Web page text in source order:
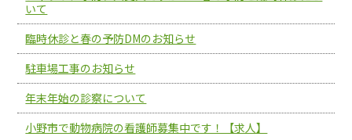
いて
臨時休診と春の予防DMのお知らせ
駐車場工事のお知らせ
年末年始の診察について
小野市で動物病院の看護師募集中です！【求人】